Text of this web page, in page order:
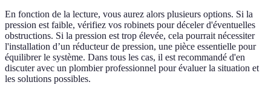
En fonction de la lecture, vous aurez alors plusieurs options. Si la
pression est faible, vérifiez vos robinets pour déceler d'éventuelles
obstructions. Si la pression est trop élevée, cela pourrait nécessiter
l'installation d’un réducteur de pression, une pièce essentielle pour
équilibrer le système. Dans tous les cas, il est recommandé d'en
discuter avec un plombier professionnel pour évaluer la situation et
les solutions possibles.